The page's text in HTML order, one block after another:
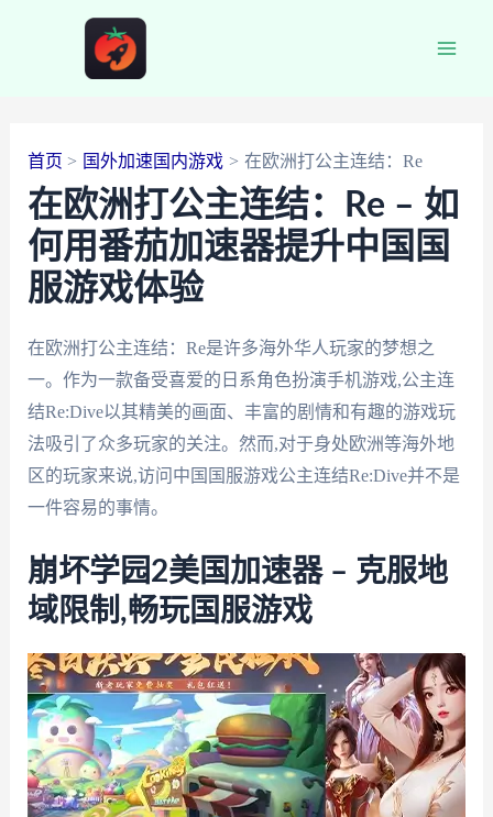
首页 国外加速国内游戏 在欧洲打公主连结：Re
在欧洲打公主连结：Re – 如
何用番茄加速器提升中国国
服游戏体验
在欧洲打公主连结：Re是许多海外华人玩家的梦想之
一。作为一款备受喜爱的日系角色扮演手机游戏,公主连
结Re:Dive以其精美的画面、丰富的剧情和有趣的游戏玩
法吸引了众多玩家的关注。然而,对于身处欧洲等海外地
区的玩家来说,访问中国国服游戏公主连结Re:Dive并不是
一件容易的事情。
崩坏学园2美国加速器 – 克服地
域限制,畅玩国服游戏